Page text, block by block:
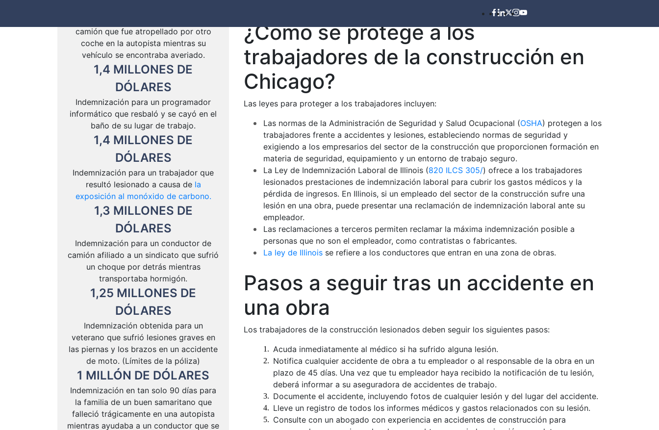
¿Cómo se protege a los
trabajadores de la construcción en
Chicago?
Las leyes para proteger a los trabajadores incluyen:
Las normas de la Administración de Seguridad y Salud Ocupacional (OSHA) protegen a los
trabajadores frente a accidentes y lesiones, estableciendo normas de seguridad y
exigiendo a los empresarios del sector de la construcción que proporcionen formación en
materia de seguridad, equipamiento y un entorno de trabajo seguro.
La Ley de Indemnización Laboral de Illinois (820 ILCS 305/) ofrece a los trabajadores
lesionados prestaciones de indemnización laboral para cubrir los gastos médicos y la
pérdida de ingresos. En Illinois, si un empleado del sector de la construcción sufre una
lesión en una obra, puede presentar una reclamación de indemnización laboral ante su
empleador.
Las reclamaciones a terceros permiten reclamar la máxima indemnización posible a
personas que no son el empleador, como contratistas o fabricantes.
La ley de Illinois se refiere a los conductores que entran en una zona de obras.
Pasos a seguir tras un accidente en
una obra
Los trabajadores de la construcción lesionados deben seguir los siguientes pasos:
Acuda inmediatamente al médico si ha sufrido alguna lesión.
Notifica cualquier accidente de obra a tu empleador o al responsable de la obra en un
plazo de 45 días. Una vez que tu empleador haya recibido la notificación de tu lesión,
deberá informar a su aseguradora de accidentes de trabajo.
Documente el accidente, incluyendo fotos de cualquier lesión y del lugar del accidente.
Lleve un registro de todos los informes médicos y gastos relacionados con su lesión.
Consulte con un abogado con experiencia en accidentes de construcción para
camión que fue atropellado por otro
coche en la autopista mientras su
vehículo se encontraba averiado.
1,4 MILLONES DE
DÓLARES
Indemnización para un programador
informático que resbaló y se cayó en el
baño de su lugar de trabajo.
1,4 MILLONES DE
DÓLARES
Indemnización para un trabajador que
resultó lesionado a causa de la
exposición al monóxido de carbono.
1,3 MILLONES DE
DÓLARES
Indemnización para un conductor de
camión afiliado a un sindicato que sufrió
un choque por detrás mientras
transportaba hormigón.
1,25 MILLONES DE
DÓLARES
Indemnización obtenida para un
veterano que sufrió lesiones graves en
las piernas y los brazos en un accidente
de moto. (Límites de la póliza)
1 MILLÓN DE DÓLARES
Indemnización en tan solo 90 días para
la familia de un buen samaritano que
falleció trágicamente en una autopista
mientras ayudaba a un conductor que se